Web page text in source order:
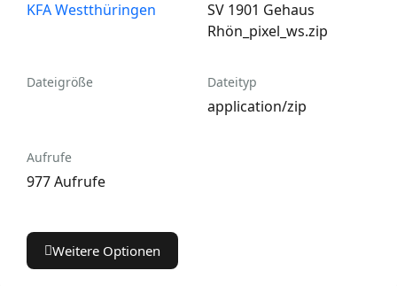
KFA Westthüringen
SV 1901 Gehaus
Rhön_pixel_ws.zip
Dateigröße Dateityp
application/zip
Aufrufe
977 Aufrufe
Weitere Optionen